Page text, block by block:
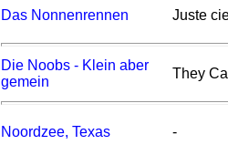
Das Nonnenrennen Juste
Die Noobs - Klein aber
gemein
They
Noordzee, Texas -